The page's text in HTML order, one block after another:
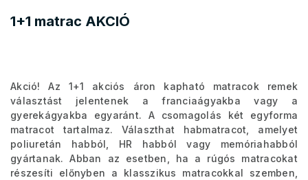
1+1 matrac AKCIÓ
Akció! Az 1+1 akciós áron kapható matracok remek
választást jelentenek a franciaágyakba vagy a
gyerekágyakba egyaránt. A csomagolás két egyforma
matracot tartalmaz. Választhat habmatracot, amelyet
poliuretán habból, HR habból vagy memóriahabból
gyártanak. Abban az esetben, ha a rúgós matracokat
részesíti előnyben a klasszikus matracokkal szemben,